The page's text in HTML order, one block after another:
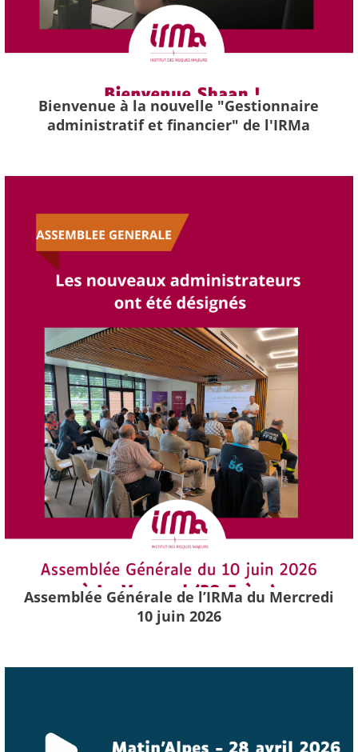
Bienvenue à la nouvelle "Gestionnaire
administratif et financier" de l'IRMa
Assemblée Générale de l’IRMa du Mercredi
10 juin 2026